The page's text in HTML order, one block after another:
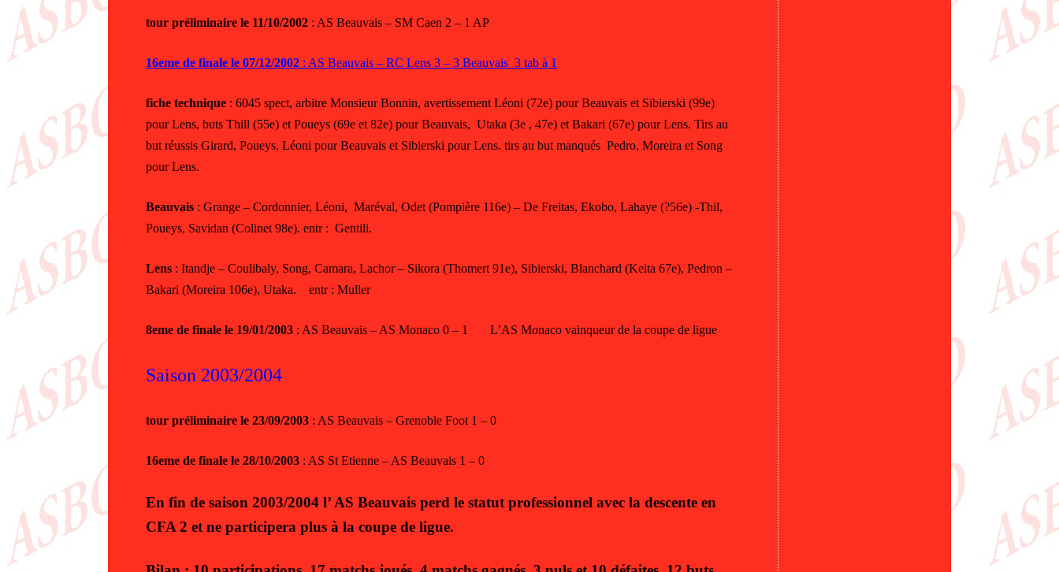
tour préliminaire le 11/10/2002 : AS Beauvais – SM Caen 2 – 1 AP
16eme de finale le 07/12/2002 : AS Beauvais – RC Lens 3 – 3 Beauvais 3 tab à 1
fiche technique : 6045 spect, arbitre Monsieur Bonnin, avertissement Léoni (72e) pour Beauvais et Sibierski (99e)
pour Lens, buts Thill (55e) et Poueys (69e et 82e) pour Beauvais, Utaka (3e , 47e) et Bakari (67e) pour Lens. Tirs au
but réussis Girard, Poueys, Léoni pour Beauvais et Sibierski pour Lens. tirs au but manqués Pedro, Moreira et Song
pour Lens.
Beauvais : Grange – Cordonnier, Léoni, Maréval, Odet (Pompière 116e) – De Freitas, Ekobo, Lahaye (?56e) -Thil,
Poueys, Savidan (Colinet 98e). entr : Gentili.
Lens : Itandje – Coulibaly, Song, Camara, Lachor – Sikora (Thomert 91e), Sibierski, Blanchard (Keita 67e), Pedron –
Bakari (Moreira 106e), Utaka. entr : Muller
8eme de finale le 19/01/2003 : AS Beauvais – AS Monaco 0 – 1 L’AS Monaco vainqueur de la coupe de ligue
Saison 2003/2004
tour préliminaire le 23/09/2003 : AS Beauvais – Grenoble Foot 1 – 0
16eme de finale le 28/10/2003 : AS St Etienne – AS Beauvais 1 – 0
En fin de saison 2003/2004 l’ AS Beauvais perd le statut professionnel avec la descente en
CFA 2 et ne participera plus à la coupe de ligue.